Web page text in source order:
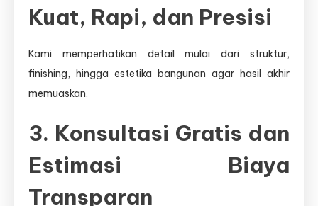
Kuat, Rapi, dan Presisi
Kami memperhatikan detail mulai dari struktur,
finishing, hingga estetika bangunan agar hasil akhir
memuaskan.
3. Konsultasi Gratis dan
Estimasi Biaya
Transparan